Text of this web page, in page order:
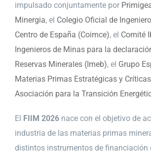
impulsado conjuntamente por
Minergia, el Colegio Oficial de
Centro de España (Coimce), el Comité
Ingenieros de Minas para la
Reservas Minerales (Imeb), el Grupo
Materias Primas Estratégicas y
Asociación para la Transición
El FIIM 2026 nace con el objetivo de
industria de las materias primas
distintos instrumentos de financiación